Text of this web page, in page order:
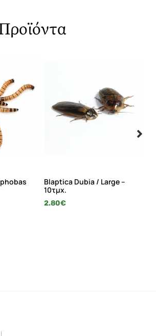
Blaptica Dubia / Large –
10τμχ.
2.80€